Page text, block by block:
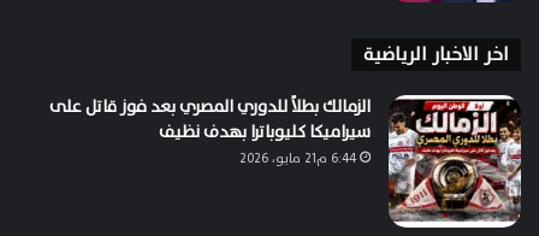
اخر الاخبار الرياضية
الزمالك بطلاً للدوري المصري بعد فوز قاتل على
سيراميكا كليوباترا بهدف نظيف
6:44 م21 مايو، 2026